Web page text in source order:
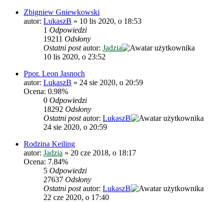
Zbigniew Gniewkowski
autor: LukaszB » 10 lis 2020, o 18:53
1 Odpowiedzi
19211 Odsłony
Ostatni postautor: Jadzia
10 lis 2020, o 23:52
Ppor. Leon Jasnoch
autor: LukaszB » 24 sie 2020, o 20:59
Ocena: 0.98%
0 Odpowiedzi
18292 Odsłony
Ostatni postautor: LukaszB
24 sie 2020, o 20:59
Rodzina Keiling
autor: Jadzia » 20 cze 2018, o 18:17
Ocena: 7.84%
5 Odpowiedzi
27637 Odsłony
Ostatni postautor: LukaszB
22 cze 2020, o 17:40